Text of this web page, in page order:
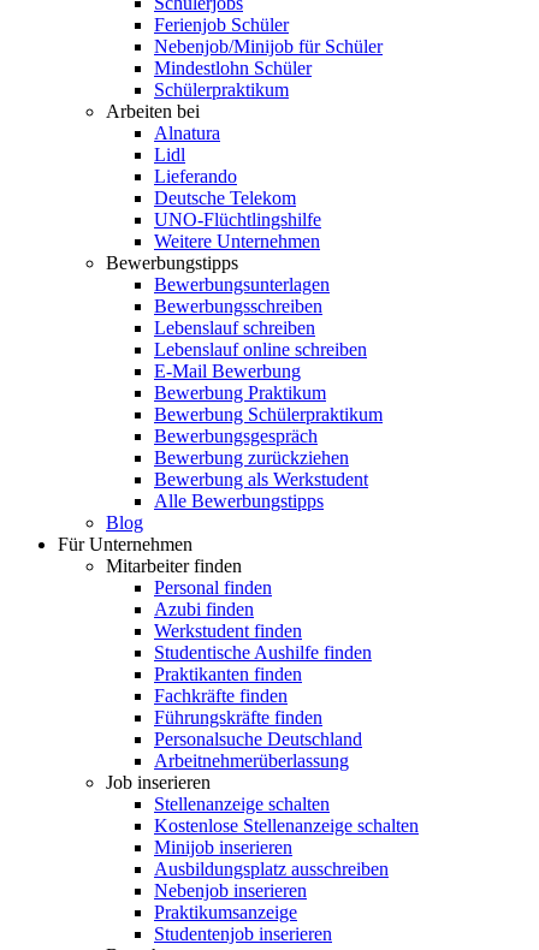
Ferienjob Schüler
Nebenjob/Minijob für Schüler
Mindestlohn Schüler
Schülerpraktikum
Arbeiten bei
Alnatura
Lidl
Lieferando
Deutsche Telekom
UNO-Flüchtlingshilfe
Weitere Unternehmen
Bewerbungstipps
Bewerbungsunterlagen
Bewerbungsschreiben
Lebenslauf schreiben
Lebenslauf online schreiben
E-Mail Bewerbung
Bewerbung Praktikum
Bewerbung Schülerpraktikum
Bewerbungsgespräch
Bewerbung zurückziehen
Bewerbung als Werkstudent
Alle Bewerbungstipps
Blog
Für Unternehmen
Mitarbeiter finden
Personal finden
Azubi finden
Werkstudent finden
Studentische Aushilfe finden
Praktikanten finden
Fachkräfte finden
Führungskräfte finden
Personalsuche Deutschland
Arbeitnehmerüberlassung
Job inserieren
Stellenanzeige schalten
Kostenlose Stellenanzeige schalten
Minijob inserieren
Ausbildungsplatz ausschreiben
Nebenjob inserieren
Praktikumsanzeige
Studentenjob inserieren